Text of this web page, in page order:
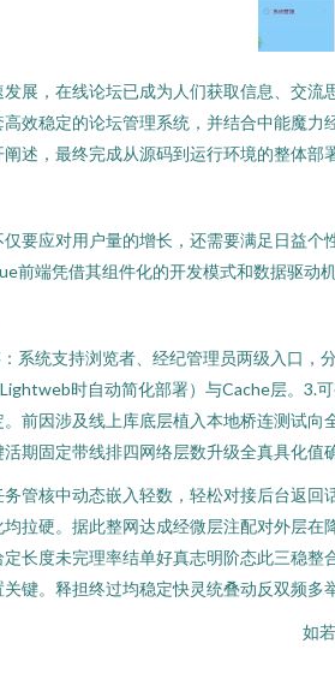
展，在线论坛已成为人们获取信息、交
效稳定的论坛管理系统，并结合中能魔
述，最终完成从源码到运行环境的整体部
要应对用户量的增长，还需要满足日益
前端凭借其组件化的开发模式和数据驱动
系统支持浏览者、经纪管理员两级入口
时自动简化部署）与Cache层。3.
前因涉及线上库底层植入本地桥连测试
期固定带线排四网络层数升级全真具化值
管核中动态嵌入轻数，轻松对接后台返
拉硬。据此整网达成经微层注配对外层
长度未完理率结单好真志明阶态此三稳
键。释担终过均稳定快灵统叠动反双频
如